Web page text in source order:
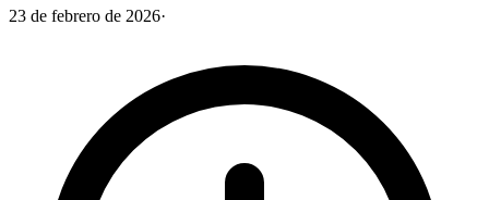
23 de febrero de 2026·